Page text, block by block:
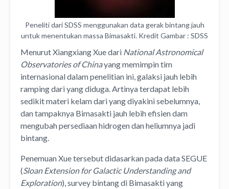
Peneliti dari SDSS menggunakan data gerak bintang jauh
untuk menentukan massa Bimasakti. Kredit Gambar : SDSS
Menurut Xiangxiang Xue dari National Astronomical
Observatories of Chinayang memimpin tim
internasional dalam penelitian ini, galaksi jauh lebih
ramping dari yang diduga. Artinya terdapat lebih
sedikit materi kelam dari yang diyakini sebelumnya,
dan tampaknya Bimasakti jauh lebih efisien dam
mengubah persediaan hidrogen dan heliumnya jadi
bintang.
Penemuan Xue tersebut didasarkan pada data SEGUE
(Sloan Extension for Galactic Understanding and
Exploration), survey bintang di Bimasakti yang